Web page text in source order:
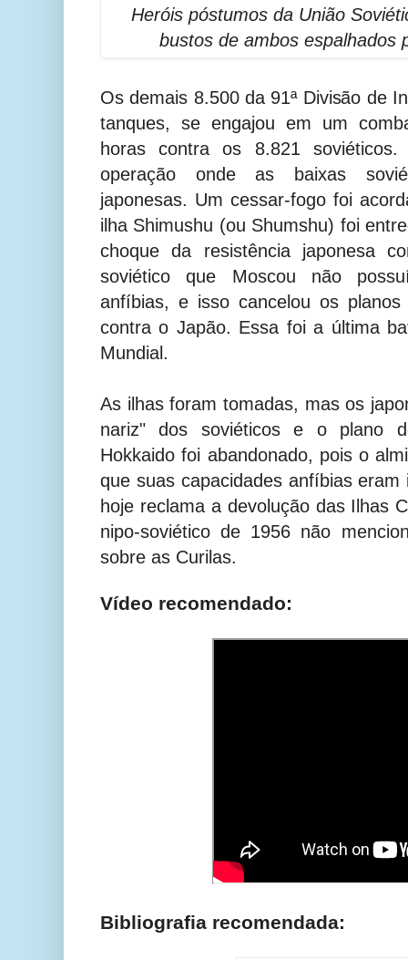
Heróis póstumos da União
bustos de ambos espalhados
Os demais 8.500 da 91ª Divisão de
tanques, se engajou em um
horas contra os 8.821
operação onde as baixas
japonesas. Um cessar-fogo foi
ilha Shimushu (ou Shumshu) foi
choque da resistência japonesa
soviético que Moscou não
anfíbias, e isso cancelou os
contra o Japão. Essa foi a última
Mundial.
As ilhas foram tomadas, mas os
nariz" dos soviéticos e o plano
Hokkaido foi abandonado, pois o
que suas capacidades anfíbias
hoje reclama a devolução das Ilhas
nipo-soviético de 1956 não
sobre as Curilas.
Vídeo recomendado:
Bibliografia recomendada: